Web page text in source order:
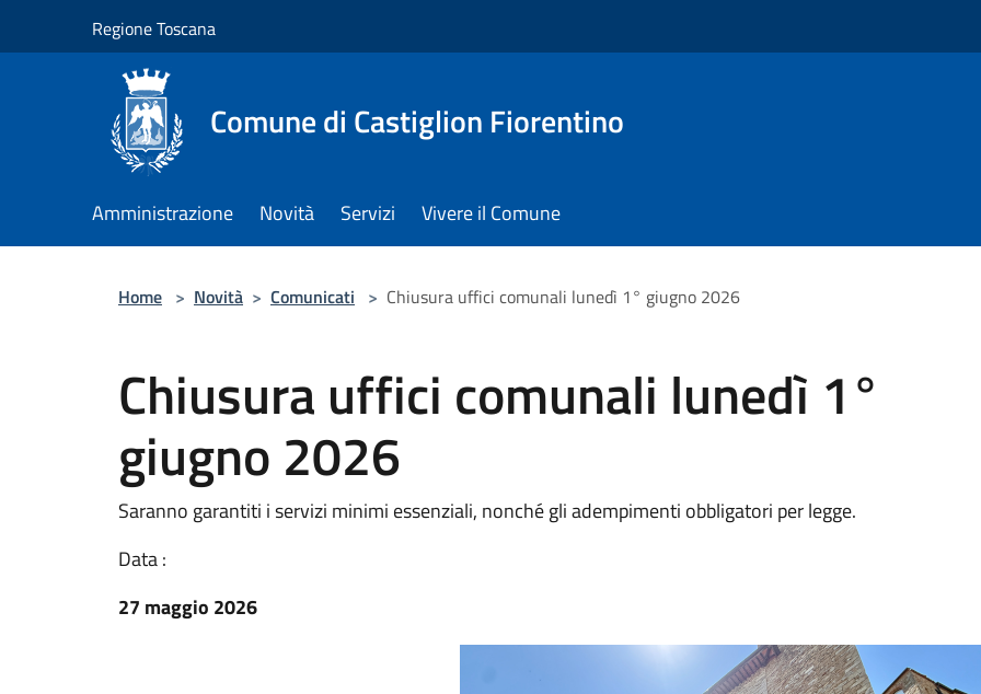
Regione Toscana
Comune di Castiglion Fiorentino
Amministrazione Novità Servizi Vivere il Comune
Home > Novità > Comunicati > Chiusura uffici comunali lunedì 1° giugno 2026
Chiusura uffici comunali lunedì 1°
giugno 2026
Saranno garantiti i servizi minimi essenziali, nonché gli adempimenti obbligatori per legge.
Data :
27 maggio 2026